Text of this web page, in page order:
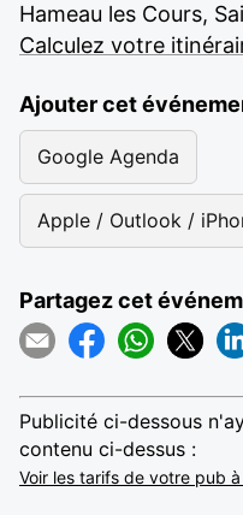
Hameau les Cours,
Calculez votre
Ajouter cet
Google Agenda
Apple / Outlook /
Partagez cet
Publicité ci-dessous
contenu ci-dessus :
Voir les tarifs de votre pub